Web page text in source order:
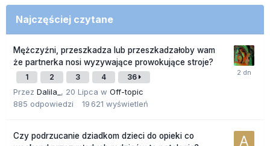
Najczęściej czytane
Mężczyźni, przeszkadza lub przeszkadzałoby wam
że partnerka nosi wyzywające prowokujące stroje?
1 2 3 4 36
Przez Dalila_ , 20 Lipca w Off-topic
885 odpowiedzi 19 621 wyświetleń
Czy podrzucanie dziadkom dzieci do opieki co